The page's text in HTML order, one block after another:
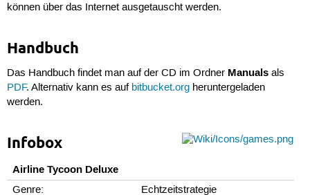
können über das Internet ausgetauscht werden.
Handbuch
Das Handbuch findet man auf der CD im Ordner Manualsals
PDF. Alternativ kann es auf bitbucket.orgheruntergeladen
werden.
Infobox
Airline Tycoon Deluxe
Genre:
Echtzeitstrategie